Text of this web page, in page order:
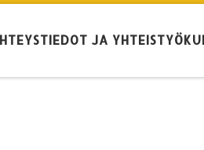
JA